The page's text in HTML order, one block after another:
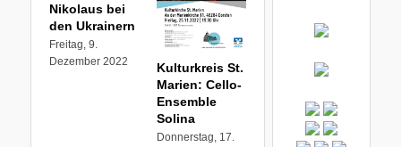
Nikolaus bei
den Ukrainern
Freitag, 9.
Dezember 2022
Kulturkreis St.
Marien: Cello-
Ensemble
Solina
Donnerstag, 17.